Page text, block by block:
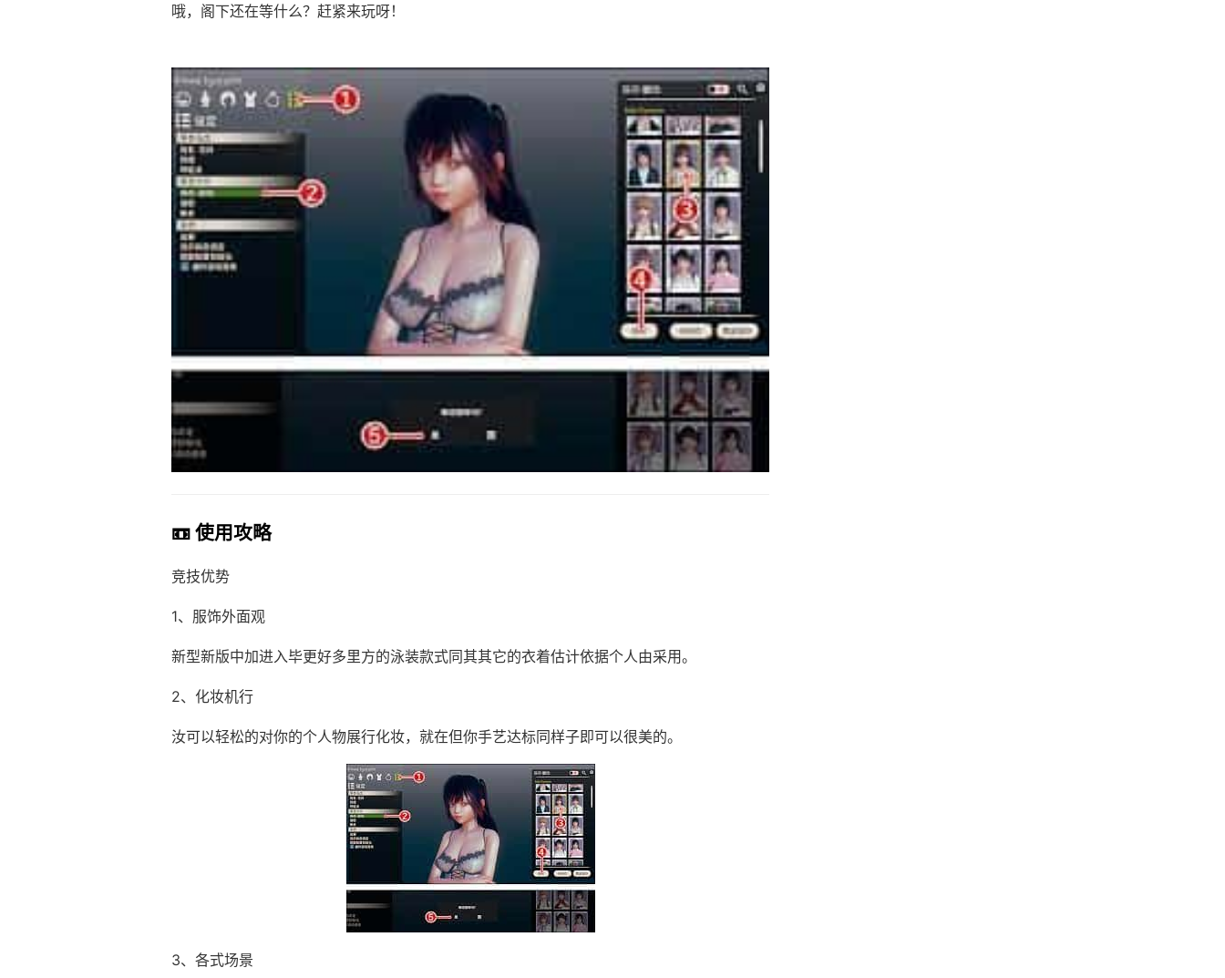
哦，阁下还在等什么？赶紧来玩呀！
📼 使用攻略
竞技优势
1、服饰外面观
新型新版中加进入毕更好多里方的泳装款式同其其它的衣着估计依据个人由采用。
2、化妆机行
汝可以轻松的对你的个人物展行化妆，就在但你手艺达标同样子即可以很美的。
3、各式场景